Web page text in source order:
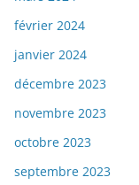
février 2024
janvier 2024
décembre 2023
novembre 2023
octobre 2023
septembre 2023